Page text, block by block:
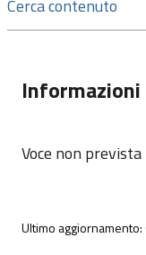
Voce non
Ultimo